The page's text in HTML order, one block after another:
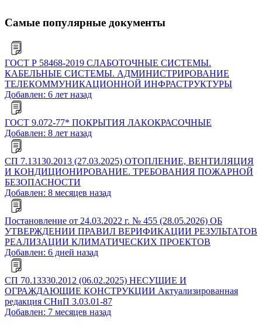
Самые популярные документы
ГОСТ Р 58468-2019 СЛАБОТОЧНЫЕ СИСТЕМЫ.
КАБЕЛЬНЫЕ СИСТЕМЫ. АДМИНИСТРИРОВАНИЕ
ТЕЛЕКОММУНИКАЦИОННОЙ ИНФРАСТРУКТУРЫ
Добавлен: 6 лет назад
ГОСТ 9.072-77* ПОКРЫТИЯ ЛАКОКРАСОЧНЫЕ
Добавлен: 8 лет назад
СП 7.13130.2013 (27.03.2025) ОТОПЛЕНИЕ, ВЕНТИЛЯЦИЯ
И КОНДИЦИОНИРОВАНИЕ. ТРЕБОВАНИЯ ПОЖАРНОЙ
БЕЗОПАСНОСТИ
Добавлен: 8 месяцев назад
Постановление от 24.03.2022 г. № 455 (28.05.2026) ОБ
УТВЕРЖДЕНИИ ПРАВИЛ ВЕРИФИКАЦИИ РЕЗУЛЬТАТОВ
РЕАЛИЗАЦИИ КЛИМАТИЧЕСКИХ ПРОЕКТОВ
Добавлен: 6 дней назад
СП 70.13330.2012 (06.02.2025) НЕСУЩИЕ И
ОГРАЖДАЮЩИЕ КОНСТРУКЦИИ Актуализированная
редакция СНиП 3.03.01-87
Добавлен: 7 месяцев назад